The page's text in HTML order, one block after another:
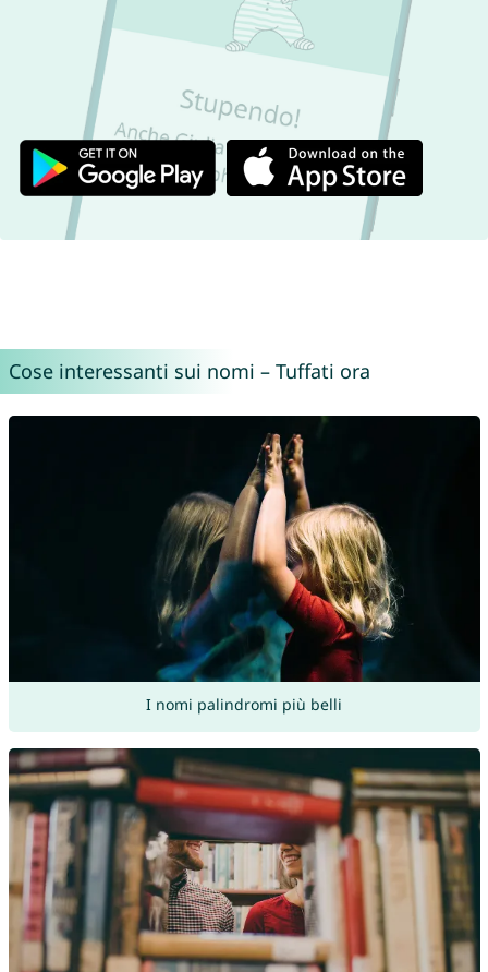
Cose interessanti sui nomi – Tuffati ora
I nomi palindromi più belli